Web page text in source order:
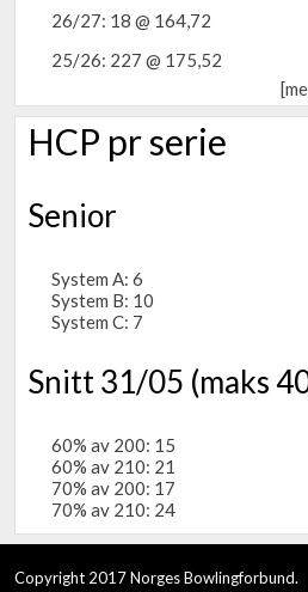
26/27: 18 @ 164,72
25/26: 227 @ 175,52
HCP pr serie
Senior
System A: 6
System B: 10
System C: 7
Snitt 31/05 (maks
60% av 200: 15
60% av 210: 21
70% av 200: 17
70% av 210: 24
Copyright 2017 Norges Bowlingforbund.